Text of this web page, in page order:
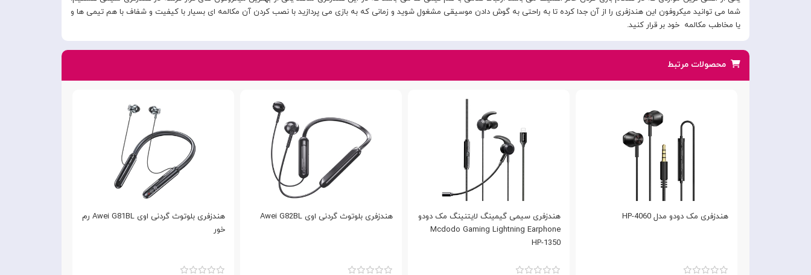
شما می توانید میکروفون این هندزفری را از آن جدا کرده تا به راحتی به گوش دادن موسیقی مشغول شوید و زمانی که به بازی می پردازید با نصب کردن آن مکالمه ای بسیار با کیفیت و شفاف با هم تیمی ها و
یا مخاطب مکالمه خود بر قرار کنید.
محصولات مرتبط
هندزفری بلوتوث گردنی اوی Awei G81BL رم
خور
هندزفری بلوتوث گردنی اوی Awei G82BL
هندزفری سیمی گیمینگ لایتنینگ مک دودو
Mcdodo Gaming Lightning Earphone
HP-1350
هندزفری مک دودو مدل HP-4060